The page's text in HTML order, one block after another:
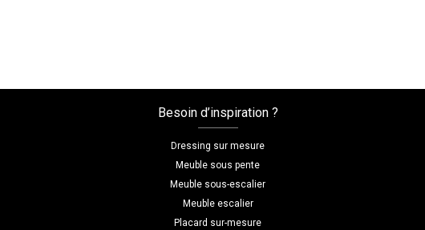
Besoin d’inspiration ?
Dressing sur mesure
Meuble sous pente
Meuble sous-escalier
Meuble escalier
Placard sur-mesure